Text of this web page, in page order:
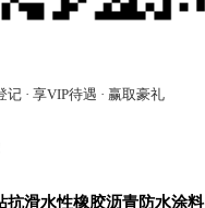
记 · 享VIP待遇 · 赢取豪礼
抗滑水性橡胶沥青防水涂料